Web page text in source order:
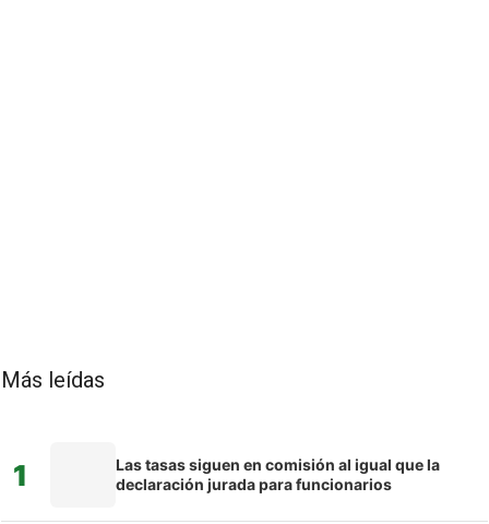
Más leídas
1
Las tasas siguen en comisión al igual que la
declaración jurada para funcionarios